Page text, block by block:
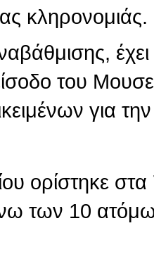
κληρονομιάς.
του
για
ορίστηκε
των 10